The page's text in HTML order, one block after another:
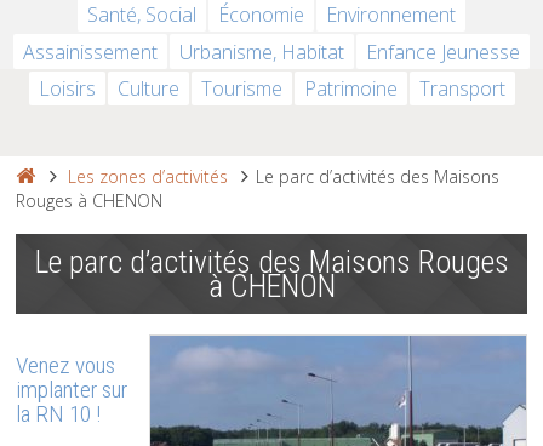
Santé, Social Économie
Environnement
Assainissement
Urbanisme, Habitat
Enfance Jeunesse
Loisirs
Culture Tourisme Patrimoine Transport
Les zones d’activités
Le parc d’activités des Maisons
Rouges à CHENON
Le parc d’activités des Maisons Rouges
à CHENON
Venez vous
implanter sur
la RN 10 !